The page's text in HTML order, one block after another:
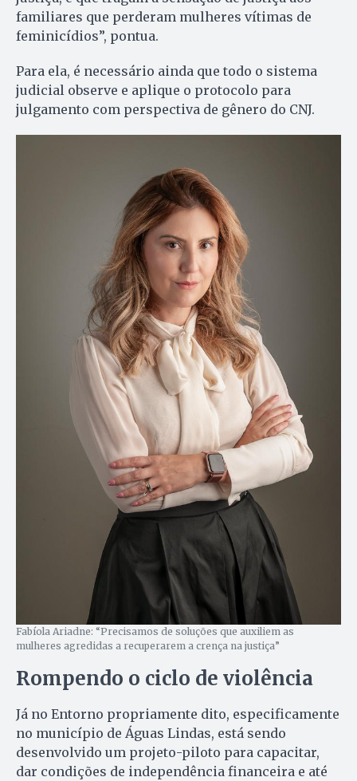
familiares que perderam mulheres vítimas de
feminicídios”, pontua.
Para ela, é necessário ainda que todo o sistema
judicial observe e aplique o protocolo para
julgamento com perspectiva de gênero do CNJ.
Fabíola Ariadne: “Precisamos de soluções que auxiliem as
mulheres agredidas a recuperarem a crença na justiça”
Rompendo o ciclo de violência
Já no Entorno propriamente dito, especificamente
no município de Águas Lindas, está sendo
desenvolvido um projeto-piloto para capacitar,
dar condições de independência financeira e até